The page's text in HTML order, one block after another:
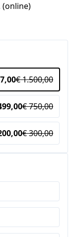
(online)
€ 1.500,00
€ 750,00
€ 300,00